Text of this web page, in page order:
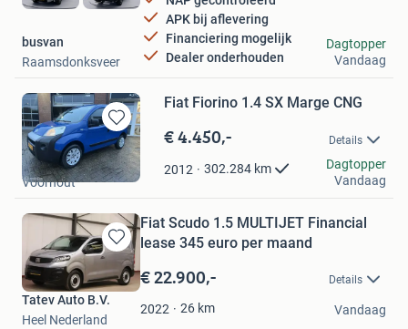
APK bij aflevering
Financiering mogelijk
Dealer onderhouden
busvan
Raamsdonksveer
Dagtopper
Vandaag
Bewaren
in
Mijn
Favorieten
Fiat Fiorino 1.4 SX Marge CNG
€ 4.450,- Details
2012 302.284 km
Autobedrijf G Dol bv
Voorhout
Dagtopper
Vandaag
Bewaren
in
Mijn
Favorieten
Fiat Scudo 1.5 MULTIJET Financial
lease 345 euro per maand
€ 22.900,- Details
2022 26 km
Tatev Auto B.V.
Heel Nederland
Vandaag